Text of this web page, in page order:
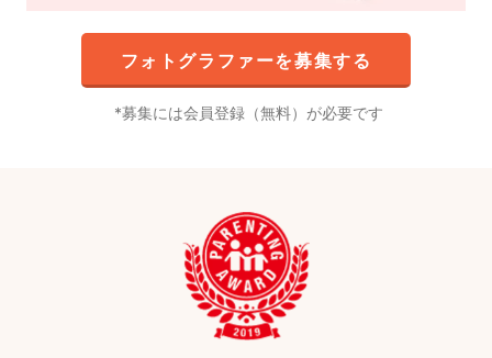
フォトグラファーを募集する
募集には会員登録（無料）が必要です